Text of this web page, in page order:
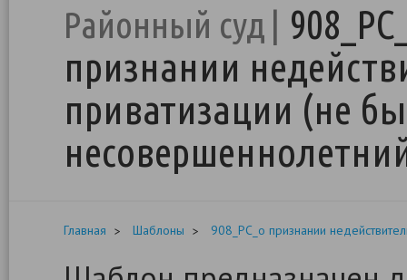
Районный суд
признании
приватизации (не
Главная Шаблоны 908_РС_о признании